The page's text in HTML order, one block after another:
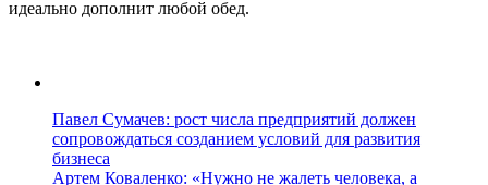
идеально дополнит любой обед.
Павел Сумачев: рост числа предприятий должен
сопровождаться созданием условий для развития
бизнеса
Артем Коваленко: «Нужно не жалеть человека, а